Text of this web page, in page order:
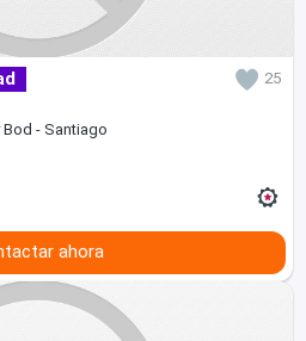
25
Bod - Santiago
ahora